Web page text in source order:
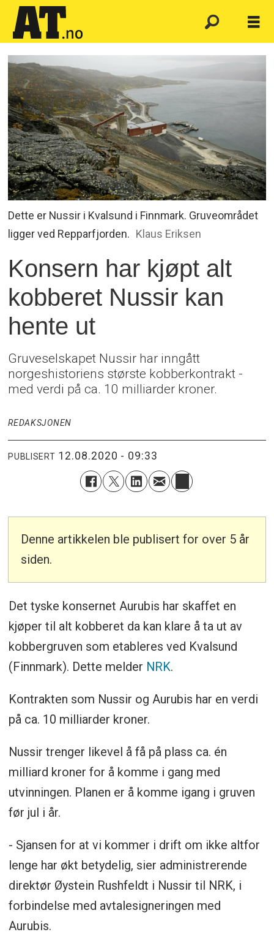
Dette er Nussir i Kvalsund i Finnmark. Gruveområdet
ligger ved Repparfjorden. Klaus Eriksen
Konsern har kjøpt alt
kobberet Nussir kan
hente ut
Gruveselskapet Nussir har inngått
norgeshistoriens største kobberkontrakt -
med verdi på ca. 10 milliarder kroner.
REDAKSJONEN
PUBLISERT 12.08.2020 - 09:33
Denne artikkelen ble publisert for over 5 år
siden.
Det tyske konsernet Aurubis har skaffet en
kjøper til alt kobberet da kan klare å ta ut av
kobbergruven som etableres ved Kvalsund
(Finnmark). Dette melder NRK.
Kontrakten som Nussir og Aurubis har en verdi
på ca. 10 milliarder kroner.
Nussir trenger likevel å få på plass ca. én
milliard kroner for å komme i gang med
utvinningen. Planen er å komme igang i gruven
før jul i år.
- Sjansen for at vi kommer i drift om ikke altfor
lenge har økt betydelig, sier administrerende
direktør Øystein Rushfeldt i Nussir til NRK, i
forbindelse med avtalesigneringen med
Aurubis.